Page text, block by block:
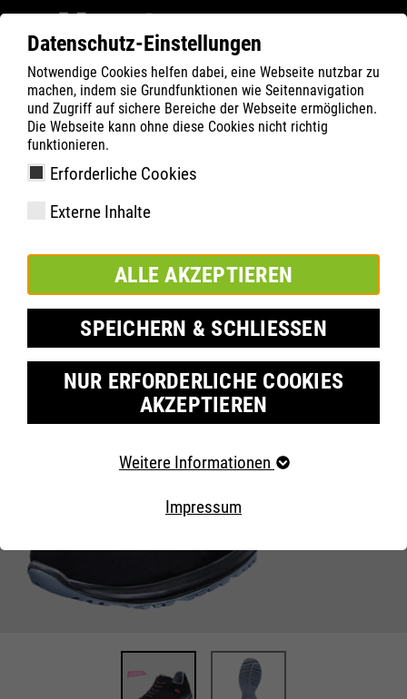
Datenschutz-Einstellungen
Notwendige Cookies helfen dabei, eine Webseite nutzbar zu
machen, indem sie Grundfunktionen wie Seitennavigation
und Zugriff auf sichere Bereiche der Webseite ermöglichen.
Die Webseite kann ohne diese Cookies nicht richtig
funktionieren.
Erforderliche Cookies
Externe Inhalte
ALLE AKZEPTIEREN
SPEICHERN & SCHLIESSEN
NUR ERFORDERLICHE COOKIES
AKZEPTIEREN
Erforderliche Cookies
der Webseite benötigt. Dadurch ist gewährleistet, dass
die Webseite einwandfrei funktioniert..
Externe Inhalte
Weitere Informationen
Impressum
ATLAS Termék keresése
Filter
GX 133 | ESD